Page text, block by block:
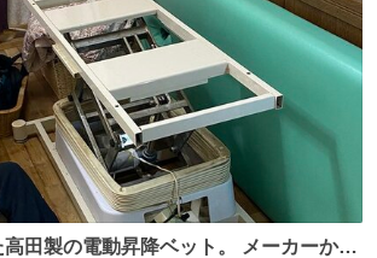
の電動昇降ベット。 メーカーから